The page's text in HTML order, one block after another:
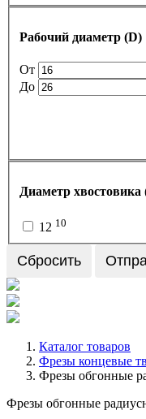
Рабочий диаметр (D)
От
До
Диаметр хвостовика
12 10
Сбросить
Каталог товаров
Фрезы концевые
Фрезы обгонные
Фрезы обгонные